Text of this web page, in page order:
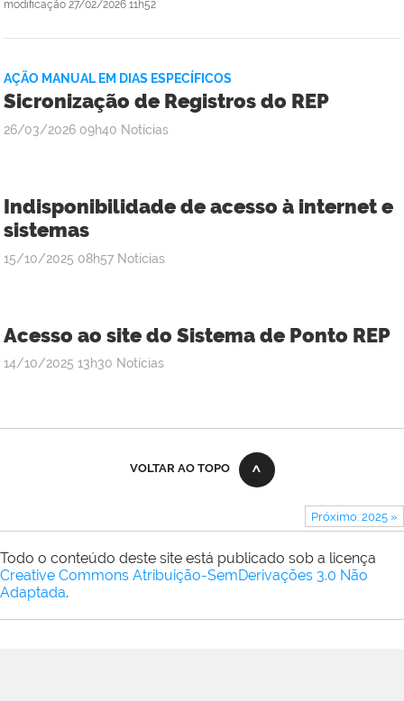
modificação 27/02/2026 11h52
AÇÃO MANUAL EM DIAS ESPECÍFICOS
Sicronização de Registros do REP
por
publicado
26/03/2026 09h40 Notícias
Indisponibilidade de acesso à internet e
sistemas
por
publicado
15/10/2025 08h57 Notícias
Acesso ao site do Sistema de Ponto REP
por
Rocha
publicado
14/10/2025 13h30 Notícias
VOLTAR AO TOPO
Próximo: 2025 »
Todo o conteúdo deste site está publicado sob a licença
Creative Commons Atribuição-SemDerivações 3.0 Não
Adaptada.